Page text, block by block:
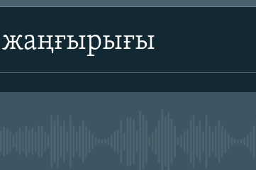
жаңғырығы